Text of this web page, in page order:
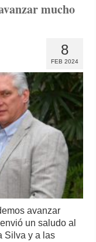
mucho
8
FEB 2024
avanzar
un saludo al
Silva y a las